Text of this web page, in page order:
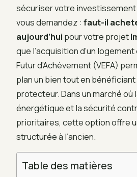
sécuriser votre investissement
vous demandez : faut-il
aujourd’hui pour votre projet
que l’acquisition d’un logement
Futur d’Achèvement (VEFA)
plan un bien tout en bénéficiant
protecteur. Dans un marché où
énergétique et la sécurité
prioritaires, cette option offre
structurée à l’ancien.
Table des matières